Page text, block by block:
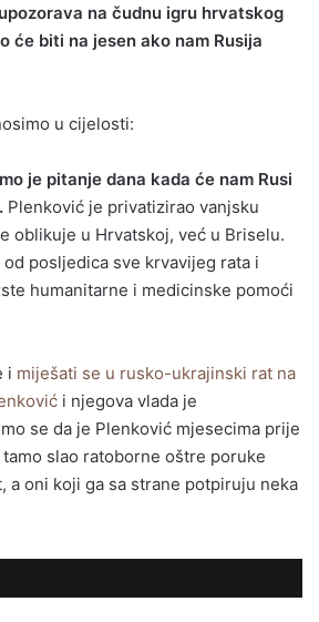
na čudnu igru hrvatskog
će biti na jesen ako nam Rusija
u cijelosti:
je pitanje dana kada će nam Rusi
Plenković je privatizirao vanjsku
oblikuje u Hrvatskoj, već u Briselu.
posljedica sve krvavijeg rata i
humanitarne i medicinske pomoći
i miješati se u rusko-ukrajinski rat na
i njegova vlada je
se da je Plenković mjesecima prije
slao ratoborne oštre poruke
a oni koji ga sa strane potpiruju neka